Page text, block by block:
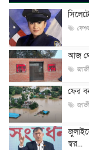
আজ
ফের
স্বর...